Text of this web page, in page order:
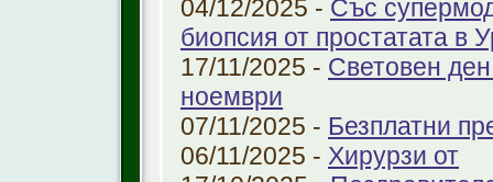
04/12/2025 - Със
биопсия от простатата в
17/11/2025 - Световен
ноември
07/11/2025 - Безплатни
06/11/2025 - Хирурзи от